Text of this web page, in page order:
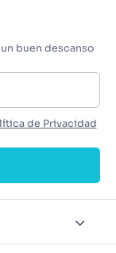
buen descanso
de Privacidad